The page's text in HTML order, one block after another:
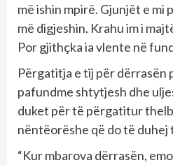
më ishin mpirë. Gjunjët e mi
më digjeshin. Krahu im i
Por gjithçka ia vlente në fund
Përgatitja e tij për
pafundme shtytjesh dhe
duket për të përgatitur
nëntëorëshe që do të duhej
“Kur mbarova dërrasën,